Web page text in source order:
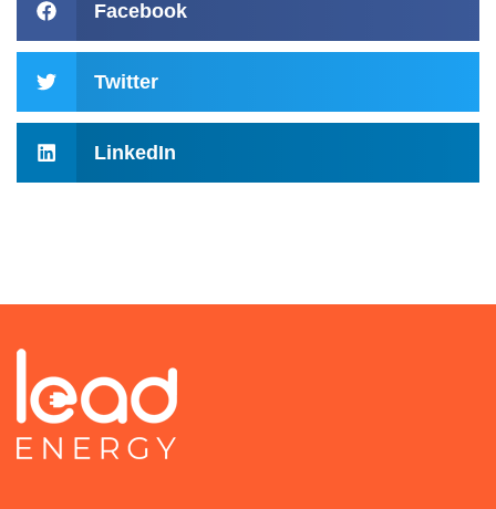
Facebook
Twitter
LinkedIn